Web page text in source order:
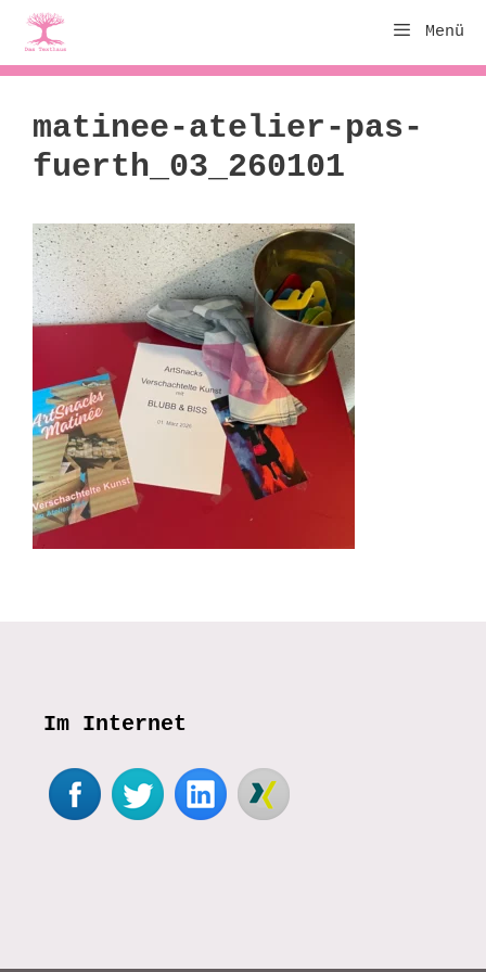
Zum
Inhalt
springen
Menü
matinee-atelier-pas-
fuerth_03_260101
Im Internet